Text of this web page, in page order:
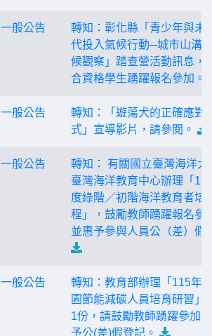
一般公告
轉知：彰化縣「青少年與未
代投入氣候行動─城市山溝
候觀察」踏查營活動訊息，
合資格學生踴躍報名參加。
一般公告
轉知：「遊蕩犬的正確應對
式」宣導影片，請參閱。
一般公告
轉知： 有關國立臺灣海洋大
臺灣海洋教育中心辦理「
度綠階／初階海洋教育者培
程」，鼓勵教師踴躍報名參
並惠予參與人員公（差）假
一般公告
轉知：教育部辦理「115年
園節能減碳人員培育研習」
1份，請鼓勵教師踴躍參加
予公(差)假登記。